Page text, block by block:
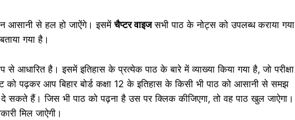
आसानी से हल हो जाऐंगे। इसमेंचैप्‍टर वाइजसभी पाठ के नोट्स को उपलब्‍ध कराया गया
गया है।
से आ‍धारित है। इसमें इतिहास के प्रत्‍येक पाठ के बारे में व्‍याख्‍या किया गया है, जो परीक्षा
को पढ़कर आप बिहार बोर्ड कक्षा 12 के इतिहास के किसी भी पाठ को आसानी से समझ
हैं। जिस भी पाठ को पढ़ना है उस पर क्लिक कीजिएगा, तो वह पाठ खुल जाऐगा।
मिल जाऐगी।